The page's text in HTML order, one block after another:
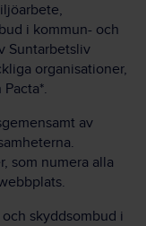
i kommun- och
Suntarbetsliv
organisationer,
av
som numera alla
skyddsombud i